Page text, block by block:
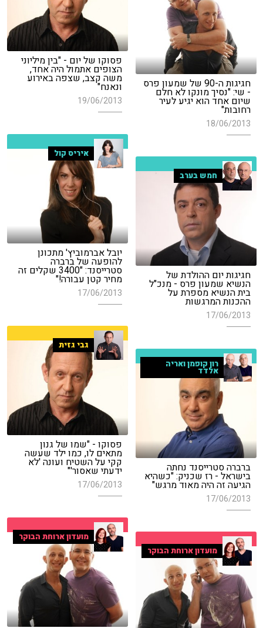
פסוקו של יום - "בין מיליוני
הצופים אתמול היה אחד,
משה קצב, שצפה באירוע
ונאנח"
19/06/2013
חגיגות ה-90 של שמעון פרס
- שי: "נסיך מונקו לא חלם
שיום אחד הוא יגיע לעיר
רחובות"
18/06/2013
איריס קול
יובל אברמוביץ' מתכונן
להופעה של ברברה
סטרייסנד: "3400 שקלים זה
מחיר קטן עבורה!"
17/06/2013
חמש בערב
חגיגות יום ההולדת של
הנשיא שמעון פרס - מנכ"ל
בית הנשיא מספרת על
ההכנות המרגשות
17/06/2013
גבי גזית
פסוקו - "שמו של גנון
מתאים לו, כמו ילד שעשה
קקי על השטיח ועונה 'לא
ידעתי שאסור'"
17/06/2013
רון קופמן ואריה
אלדד
ברברה סטרייסנד נחתה
בישראל - רז שכניק: "כשהיא
הגיעה זה היה מאוד מרגש"
17/06/2013
מועדון ארוחת הבוקר
מועדון ארוחת הבוקר